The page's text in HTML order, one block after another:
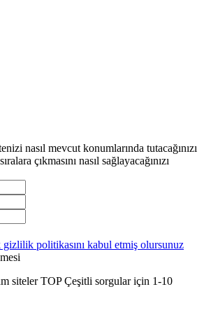
nasıl mevcut konumlarında tutacağınızı
çıkmasını nasıl sağlayacağınızı
politikasını kabul etmiş olursunuz
siteler TOP Çeşitli sorgular için 1-10